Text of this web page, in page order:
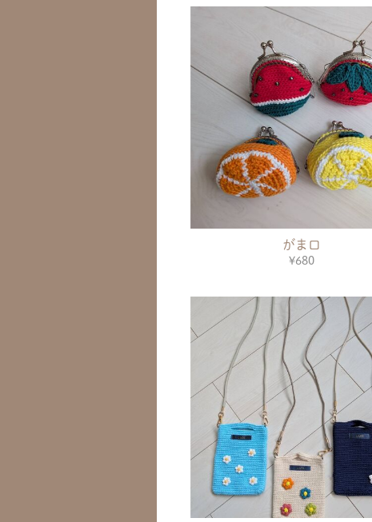
がま口
¥680